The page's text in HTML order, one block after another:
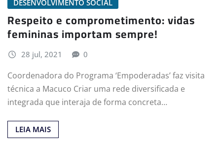
DESENVOLVIMENTO SOCIAL
Respeito e comprometimento: vidas
femininas importam sempre!
28 jul, 2021 0
Coordenadora do Programa ‘Empoderadas’ faz visita
técnica a Macuco Criar uma rede diversificada e
integrada que interaja de forma concreta…
LEIA MAIS